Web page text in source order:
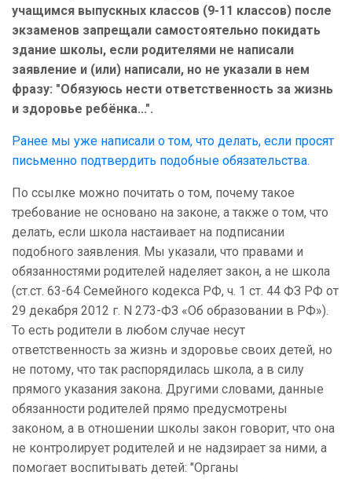
учащимся выпускных классов (9-11 классов) после
экзаменов запрещали самостоятельно покидать
здание школы, если родителями не написали
заявление и (или) написали, но не указали в нем
фразу: "Обязуюсь нести ответственность за жизнь
и здоровье ребёнка...".
Ранее мы уже написали о том, что делать, если просят
письменно подтвердить подобные обязательства.
По ссылке можно почитать о том, почему такое
требование не основано на законе, а также о том, что
делать, если школа настаивает на подписании
подобного заявления. Мы указали, что правами и
обязанностями родителей наделяет закон, а не школа
(ст.ст. 63-64 Семейного кодекса РФ, ч. 1 ст. 44 ФЗ РФ от
29 декабря 2012 г. N 273-ФЗ «Об образовании в РФ»).
То есть родители в любом случае несут
ответственность за жизнь и здоровье своих детей, но
не потому, что так распорядилась школа, а в силу
прямого указания закона. Другими словами, данные
обязанности родителей прямо предусмотрены
законом, а в отношении школы закон говорит, что она
не контролирует родителей и не надзирает за ними, а
помогает воспитывать детей: "Органы